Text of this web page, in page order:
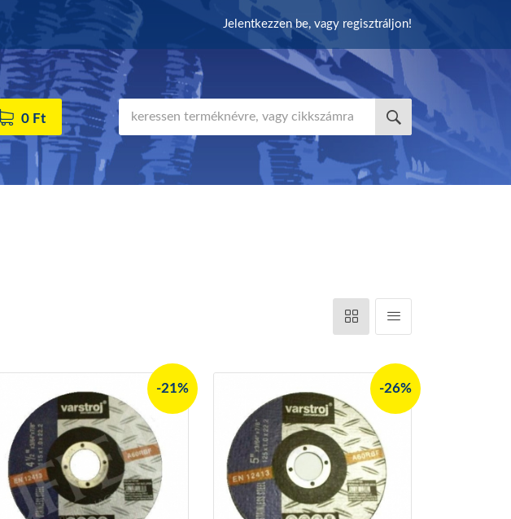
Jelentkezzen be, vagy regisztráljon!
0 Ft
-21% -26%